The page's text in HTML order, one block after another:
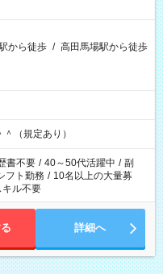
から徒歩 / 高田馬場駅から徒歩
（規定あり）
書不要 / 40～50代活躍中 / 副
フト勤務 / 10名以上の大量募
キル不要
詳細へ